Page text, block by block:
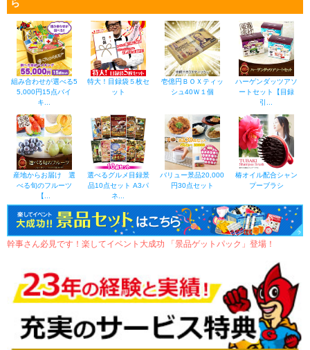
ら
組み合わせが選べる5
5,000円15点バイ
キ...
特大！目録袋５枚セ
ット
壱億円ＢＯＸティッ
シュ40Ｗ１個
ハーゲンダッツアソ
ートセット【目録
引...
産地からお届け 選
べる旬のフルーツ
【...
選べるグルメ目録景
品10点セット A3パ
ネ...
バリュー景品20,000
円30点セット
椿オイル配合シャン
プーブラシ
幹事さん必見です！楽してイベント大成功 「景品ゲットパック」登場！